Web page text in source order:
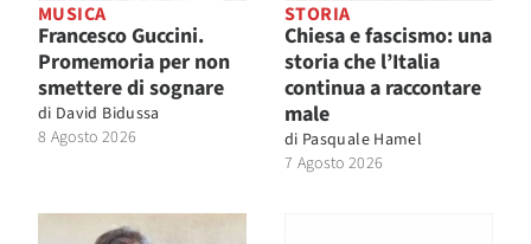
MUSICA
Francesco Guccini.
Promemoria per non
smettere di sognare
di David Bidussa
8 Agosto 2026
STORIA
Chiesa e fascismo: una
storia che l’Italia
continua a raccontare
male
di Pasquale Hamel
7 Agosto 2026